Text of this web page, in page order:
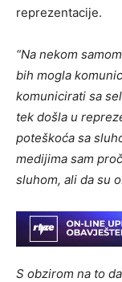
reprezentacije.
“Na nekom
bih mogla
komunicirati sa
tek došla u
poteškoća sa
medijima sam
sluhom, ali da su
S obzirom na to